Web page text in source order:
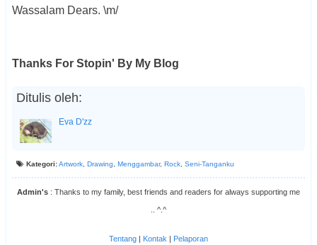
Wassalam Dears. \m/
Thanks For Stopin' By My Blog
Ditulis oleh:
Eva D'zz
Kategori:Artwork Drawing Menggambar, Rock Seni-Tanganku
Admin's : Thanks to my family, best friends and readers for always supporting me
.. ^.^
Tentang Kontak Pelaporan